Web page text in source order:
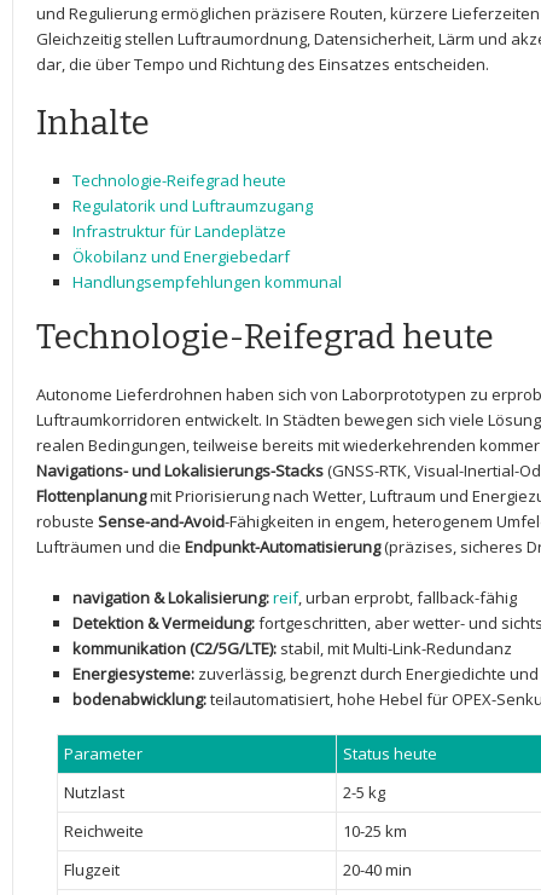
und Regulierung ermöglichen präzisere ⁤Routen, kürzere
Gleichzeitig stellen⁢ Luftraumordnung, Datensicherheit, Lärm ‌und
dar, die‌ über‌ Tempo und‌ Richtung des ⁢Einsatzes entscheiden.
Inhalte
Technologie-Reifegrad heute
Regulatorik und Luftraumzugang
Infrastruktur für Landeplätze
Ökobilanz und Energiebedarf
Handlungsempfehlungen kommunal
Technologie-Reifegrad heute
Autonome Lieferdrohnen​ haben sich von Laborprototypen zu
Luftraumkorridoren entwickelt. In‍ Städten‌ bewegen sich‍ viele
realen Bedingungen, teilweise bereits⁣ mit wiederkehrenden
Navigations- ⁤und​ Lokalisierungs-Stacks(GNSS-RTK, ​Visual-Inertial-
Flottenplanungmit ‌Priorisierung nach Wetter, Luftraum ⁤und
robuste Sense-and-Avoid-Fähigkeiten⁤ in ‍engem,⁣ heterogenem
Lufträumen⁢ und ‌die Endpunkt-Automatisierung(präzises, sicheres
navigation & Lokalisierung:reif, ⁣urban erprobt,⁤ fallback-fähig
Detektion & Vermeidung:fortgeschritten, aber ⁤wetter- und
kommunikation ⁤(C2/5G/LTE): stabil, mit Multi-Link-Redundanz
Energiesysteme: zuverlässig, begrenzt ⁢durch⁤ Energiedichte
bodenabwicklung:teilautomatisiert, hohe ⁤Hebel ‌für OPEX-
Parameter
Status⁢ heute
Nutzlast
2-5 kg
Reichweite
10-25 km
Flugzeit
20-40 ⁤min